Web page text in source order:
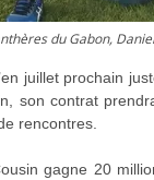
du Gabon,
juillet prochain
son contrat
rencontres.
gagne 20